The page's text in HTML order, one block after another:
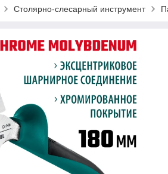
Столярно-слесарный инструмент